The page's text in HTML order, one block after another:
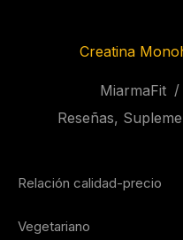
Creatina
MiarmaFit
Reseñas,
Relación calidad-precio
Vegetariano